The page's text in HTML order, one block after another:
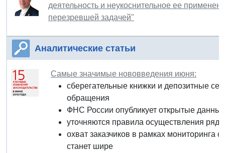
деятельность и неукоснительное ее
перезревшей задачей"
Аналитические статьи
Самые значимые нововведения июня:
сберегательные книжки и депозитные
обращения
ФНС России опубликует открытые
уточняются правила осуществления
охват заказчиков в рамках мониторинга
станет шире